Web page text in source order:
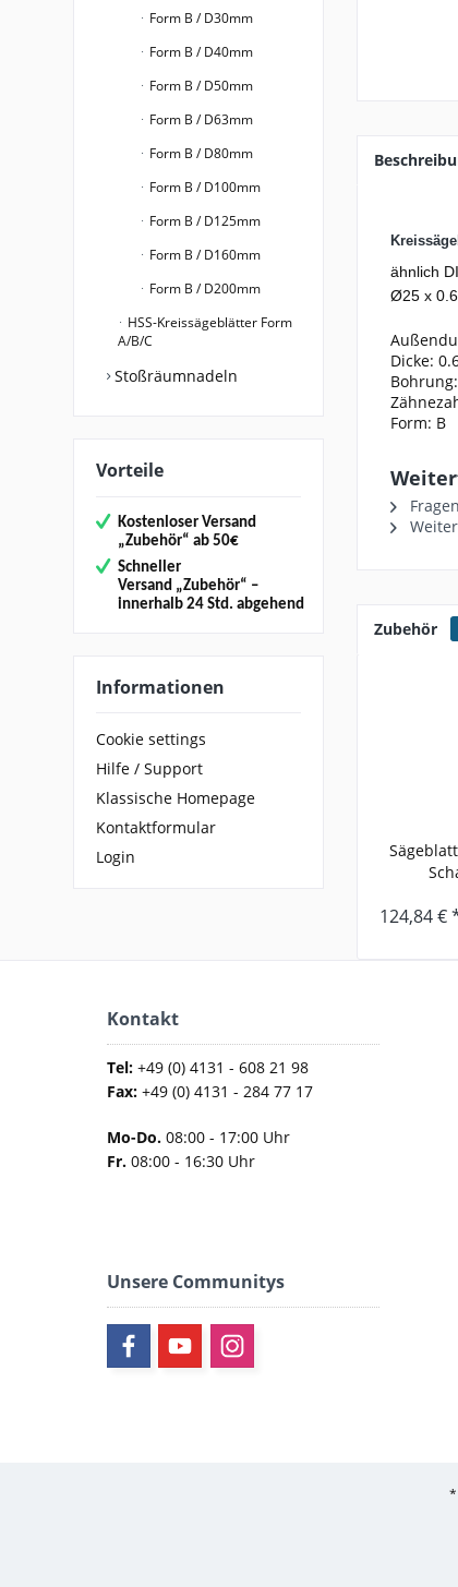
Form B / D30mm
Form B / D40mm
Form B / D50mm
Form B / D63mm
Form B / D80mm
Form B / D100mm
Form B / D125mm
Form B / D160mm
Form B / D200mm
HSS-Kreissägeblätter Form
A/B/C
Stoßräumnadeln
Vorteile
Kostenloser Versand
„Zubehör“ ab 50€
Schneller
Versand „Zubehör“ –
innerhalb 24 Std. abgehend
Informationen
Cookie settings
Hilfe / Support
Klassische Homepage
Kontaktformular
Login
ähnlich
Ø25 x
Dicke:
Form: B
Zubehör
124,84 €
Kontakt
Tel:+49 (0) 4131 - 608 21 98
Fax:+49 (0) 4131 - 284 77 17
Mo-Do.08:00 - 17:00 Uhr
Fr.08:00 - 16:30 Uhr
Unsere Communitys
*